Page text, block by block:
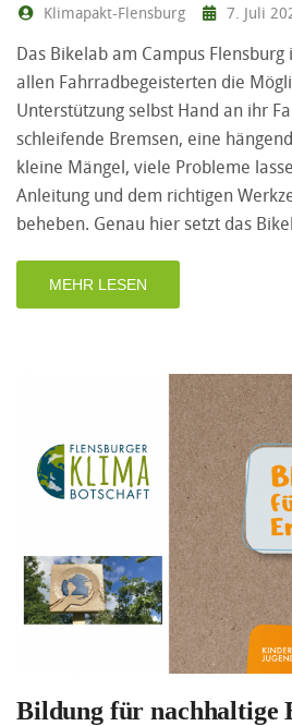
Klimapakt-Flensburg 7. Juli
Das Bikelab am Campus
allen Fahrradbegeisterten die
Unterstützung selbst Hand an ihr
schleifende Bremsen, eine
kleine Mängel, viele Probleme
Anleitung und dem richtigen
beheben. Genau hier setzt das
MEHR LESEN
Bildung für nachhaltige